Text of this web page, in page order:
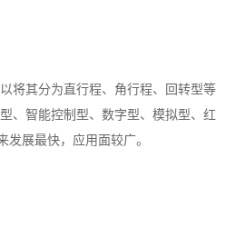
将其分为直行程、角行程、回转型等
、智能控制型、数字型、模拟型、红
展最快，应用面较广。